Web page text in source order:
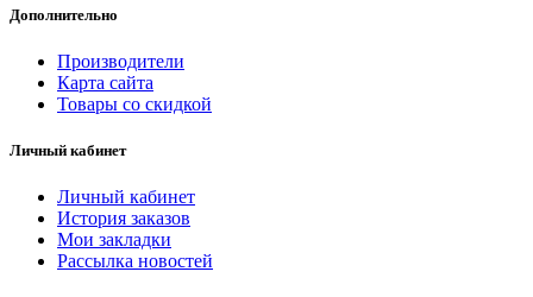
Дополнительно
Производители
Карта сайта
Товары со скидкой
Личный кабинет
Личный кабинет
История заказов
Мои закладки
Рассылка новостей